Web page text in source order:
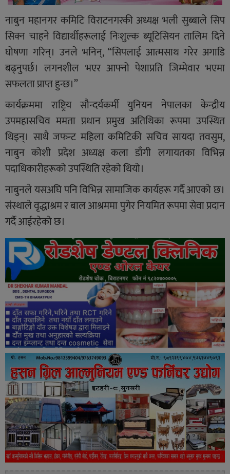
नाबुन महानगर कमिटि विराटनगरकी अध्यक्ष भली सुब्बाले सिप
सिक्न चाहने विद्यार्थीहरूलाई निःशुल्क ब्यूटिसियन तालिम दिने
घोषणा गरिन्। उनले भनिन्, “सिपलाई आत्मसाथ गरेर अगाडि
बढ्नुपर्छ। लगनशील भएर आफ्नो पेशाप्रति जिम्मेवार भएमा
सफलता प्राप्त हुन्छ।”
कार्यक्रममा राष्ट्रिय सौन्दर्यकर्मी युनियन नेपालका केन्द्रीय
उपमहासचिव ममता प्रधान प्रमुख अतिथिका रूपमा उपस्थित
थिइन्। साथै जफन्ट महिला कमिटिकी सचिव सायदा तवसुम,
नाबुन कोशी प्रदेश अध्यक्ष कला डाँगी लगायतका विभिन्न
पदाधिकारीहरूको उपस्थिति रहेको थियो।
नाबुनले यसअघि पनि विभिन्न सामाजिक कार्यहरू गर्दै आएको छ।
संस्थाले वृद्धाश्रम र बाल आश्रममा पुगेर नियमित रूपमा सेवा प्रदान
गर्दै आईरहेको छ।